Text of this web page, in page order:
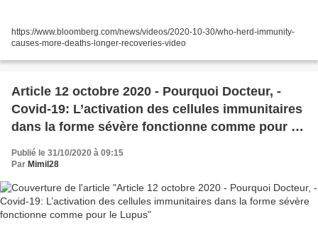
https://www.bloomberg.com/news/videos/2020-10-30/who-herd-immunity-
causes-more-deaths-longer-recoveries-video
Article 12 octobre 2020 - Pourquoi Docteur, -
Covid-19: L’activation des cellules immunitaires
dans la forme sévère fonctionne comme pour le
Lupus
Publié le 31/10/2020 à 09:15
Par Mimil28